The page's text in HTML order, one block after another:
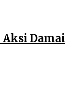
Aksi Damai